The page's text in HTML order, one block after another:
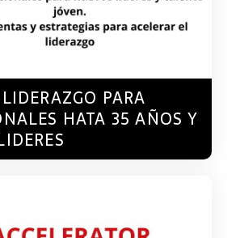
PARA
HATA 35 AÑOS Y